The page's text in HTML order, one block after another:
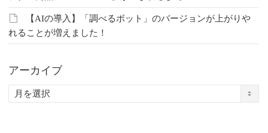
【AIの導入】「調べるボット」のバージョンが上がりや
れることが増えました！
アーカイブ
ア
ー